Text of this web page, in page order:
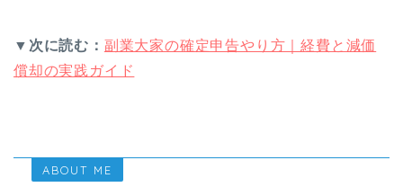
▼次に読む： 副業大家の確定申告やり方｜経費と減価
償却の実践ガイド
ABOUT ME